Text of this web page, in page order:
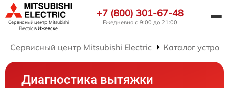
Сервисный центр Mitsubishi
Electricв Ижевске
+7 (800) 301-67-48
Ежедневно с 9:00 до 21:00
Сервисный центр Mitsubishi Electric Каталог
Диагностика вытяжки